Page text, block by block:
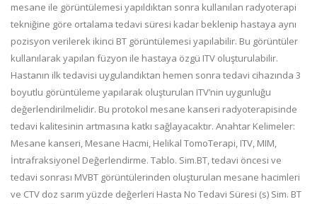
mesane ile görüntülemesi yapıldıktan sonra kullanılan radyoterapi
tekniğine göre ortalama tedavi süresi kadar beklenip hastaya aynı
pozisyon verilerek ikinci BT görüntülemesi yapılabilir. Bu görüntüler
kullanılarak yapılan füzyon ile hastaya özgü ITV oluşturulabilir.
Hastanın ilk tedavisi uygulandıktan hemen sonra tedavi cihazında 3
boyutlu görüntüleme yapılarak oluşturulan ITV’nin uygunluğu
değerlendirilmelidir. Bu protokol mesane kanseri radyoterapisinde
tedavi kalitesinin artmasına katkı sağlayacaktır. Anahtar Kelimeler:
Mesane kanseri, Mesane Hacmi, Helikal TomoTerapi, ITV, MIM,
İntrafraksiyonel Değerlendirme. Tablo. Sim.BT, tedavi öncesi ve
tedavi sonrası MVBT görüntülerinden oluşturulan mesane hacimleri
ve CTV doz sarım yüzde değerleri Hasta No Tedavi Süresi (s) Sim. BT